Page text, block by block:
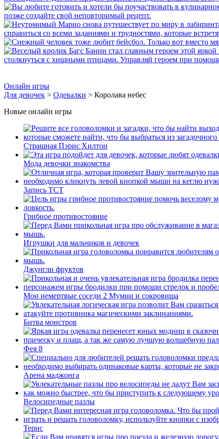
Онлайн игры
Для девочек > Одевалки > Королава небес
Новые онлайн игры
Страшная Пэрис Хилтон
Мода девочки знакомства
Запись ТСТ
Грибное противостояние
Игрушки для мальчиков и девочек
Джунгли фруктов
Мои немертвые соседи 2 Мумии и сокровища
Битва монстров
Фея 8
Арена маджонга
Велосипедные пазлы
Тернс